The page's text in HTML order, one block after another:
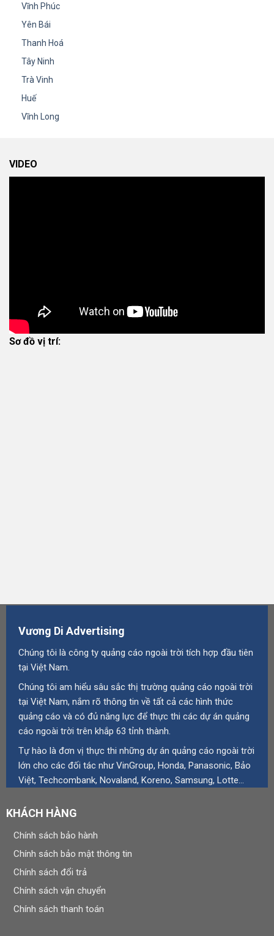
Vĩnh Phúc
Yên Bái
Thanh Hoá
Tây Ninh
Trà Vinh
Huế
Vĩnh Long
VIDEO
Sơ đồ vị trí:
Vương Di Advertising
Chúng tôi là công ty quảng cáo ngoài trời tích hợp đầu tiên
tại Việt Nam.
Chúng tôi am hiểu sâu sắc thị trường quảng cáo ngoài trời
tại Việt Nam, nắm rõ thông tin về tất cả các hình thức
quảng cáo và có đủ năng lực để thực thi các dự án quảng
cáo ngoài trời trên khắp 63 tỉnh thành.
Tự hào là đơn vị thực thi những dự án quảng cáo ngoài trời
lớn cho các đối tác như VinGroup, Honda, Panasonic, Bảo
Việt, Techcombank, Novaland, Koreno, Samsung, Lotte…
KHÁCH HÀNG
Chính sách bảo hành
Chính sách bảo mật thông tin
Chính sách đổi trả
Chính sách vận chuyển
Chính sách thanh toán